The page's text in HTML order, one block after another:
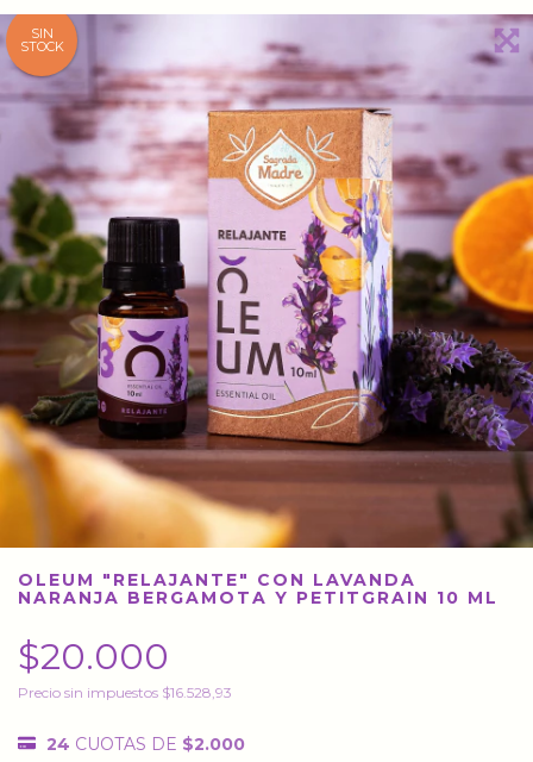
SIN
STOCK
OLEUM "RELAJANTE" CON LAVANDA
NARANJA BERGAMOTA Y PETITGRAIN 10 ML
$20.000
Precio sin impuestos $16.528,93
24 CUOTAS DE $2.000